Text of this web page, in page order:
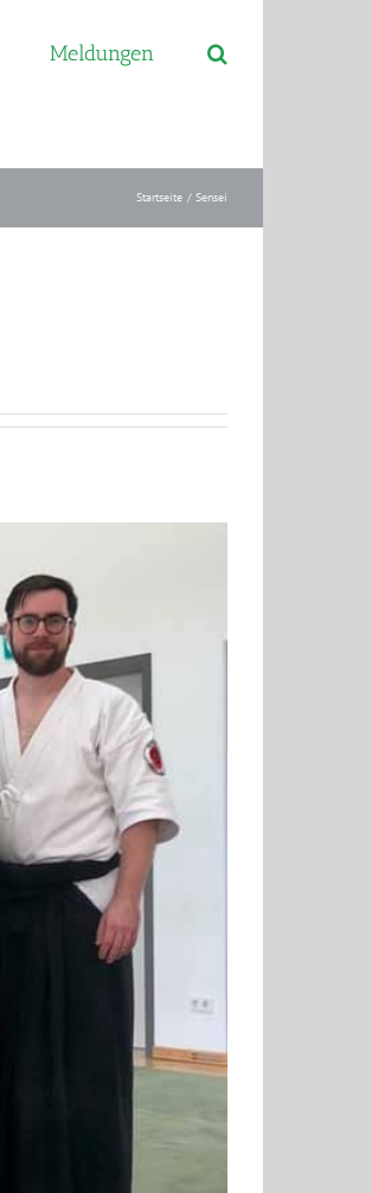
Meldungen
Startseite Sensei